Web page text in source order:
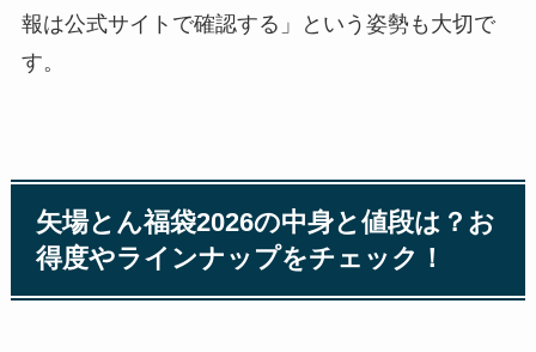
報は公式サイトで確認する」という姿勢も大切で
す。
矢場とん福袋2026の中身と値段は？お
得度やラインナップをチェック！